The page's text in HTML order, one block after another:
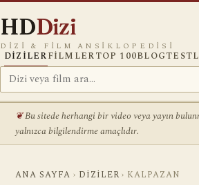
HDDizi
DIZI & FILM ANSIKLOPEDISI
DIZILERFILMLERTOP 100BLOG
Bu sitede herhangi bir video veya yayın
yalnızca bilgilendirme amaçlıdır.
ANA SAYFA › DIZILER › KALPAZAN